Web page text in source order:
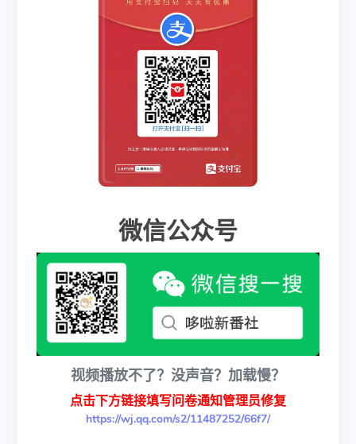
微信公众号
视频播放不了？没声音？加载慢？
点击下方链接填写问卷通知管理员修复
https://wj.qq.com/s2/11487252/66f7/